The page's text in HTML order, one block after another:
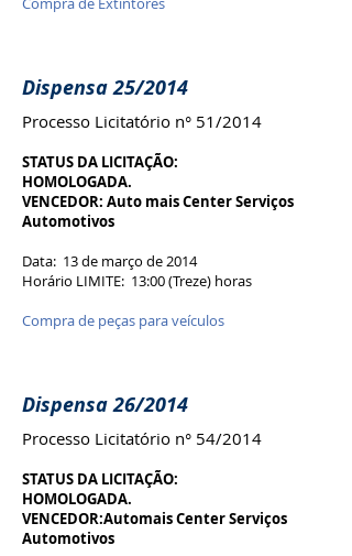
Dispensa 25/2014
Processo Licitatório n° 51/2014
STATUS DA LICITAÇÃO:
HOMOLOGADA.
VENCEDOR: Auto mais Center Serviços
Automotivos
Data: 13 de março de 2014
Horário LIMITE: 13:00 (Treze) horas
Compra de peças para veículos
Dispensa 26/2014
Processo Licitatório n° 54/2014
STATUS DA LICITAÇÃO:
HOMOLOGADA.
VENCEDOR:Automais Center Serviços
Automotivos